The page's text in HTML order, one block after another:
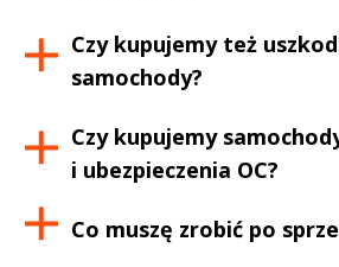
Czy kupujemy też
samochody?
Czy kupujemy
i ubezpieczenia OC?
Co muszę zrobić po